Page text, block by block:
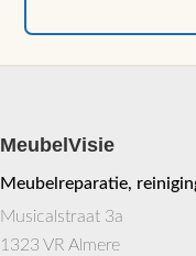
MeubelVisie
Meubelreparatie,
Musicalstraat 3a
1323 VR Almere